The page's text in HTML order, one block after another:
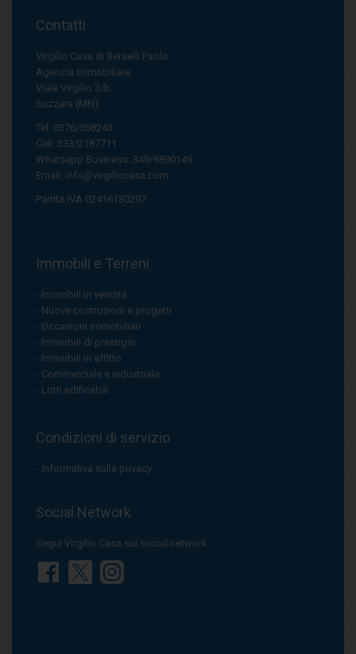
Contatti
Virgilio Casa di Berselli Paolo
Agenzia immobiliare
Viale Virgilio 3/b
Suzzara (MN)
Tel: 0376/508243
Cell: 333/2187711
Whatsapp Business: 349/6890149
Email: info@virgiliocasa.com
Partita IVA 02416130207
Immobili e Terreni
Immobili in vendita
Nuove costruzioni e progetti
Occasioni immobiliari
Immobili di prestigio
Immobili in affitto
Commerciale e industriale
Lotti edificabili
Condizioni di servizio
Informativa sulla privacy
Social Network
Segui Virgilio Casa sui social network